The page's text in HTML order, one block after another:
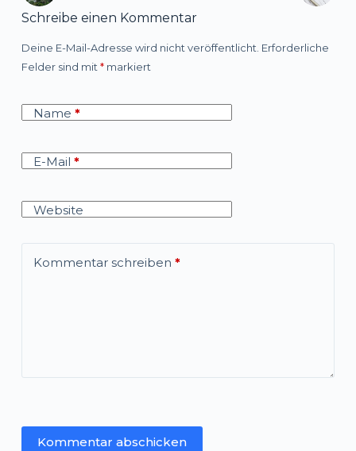
Schreibe einen Kommentar
Deine E-Mail-Adresse wird nicht veröffentlicht. Erforderliche
Felder sind mit *markiert
Name *
E-Mail *
Website
Kommentar schreiben *
Kommentar abschicken